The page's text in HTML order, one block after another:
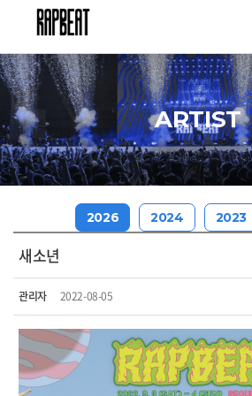
ARTIST
2026 2024 2023
새소년
관리자 2022-08-05